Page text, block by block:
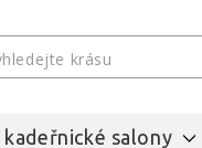
kadeřnické salony